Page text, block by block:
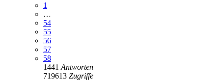
1
…
54
55
56
57
58
1441 Antworten
719613 Zugriffe